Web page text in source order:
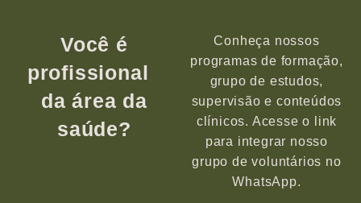
Você é
profissional
da área da
saúde?
Conheça nossos
programas de formação,
grupo de estudos,
supervisão e conteúdos
clínicos. Acesse o link
para integrar nosso
grupo de voluntários no
WhatsApp.